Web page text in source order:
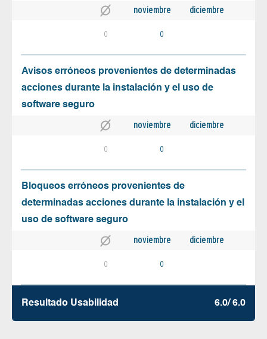
noviembre diciembre
0 0
Avisos erróneos provenientes de determinadas
acciones durante la instalación y el uso de
software seguro
noviembre diciembre
0 0
Bloqueos erróneos provenientes de
determinadas acciones durante la instalación y el
uso de software seguro
noviembre diciembre
0 0
Resultado Usabilidad 6.0/ 6.0